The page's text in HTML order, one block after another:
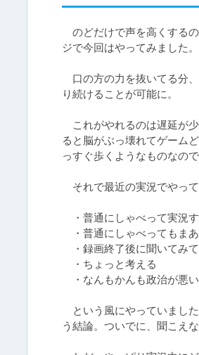
のどだけで声を高くする
ジで今回はやってみました。
口の方の力を抜いてる分
り続けることが可能に。
これがやれるのは遅延が
ると脳がぶっ壊れてゲーム
っすぐ歩くようなものなので
それで最近の実況でやって
・普通にしゃべって実況
・普通にしゃべってもま
・録画終了後に聞いてみ
・ちょっと考える
・なんもかんも政治が悪
という風にやっていまし
う結論。ついでに、聞こえ